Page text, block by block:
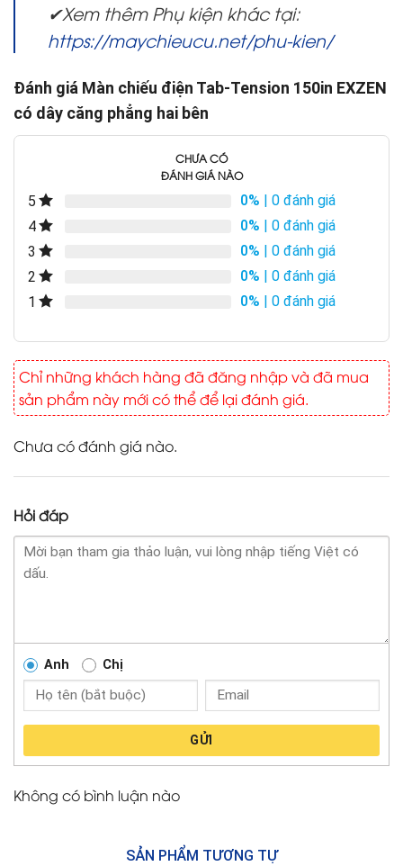
✔Xem thêm Phụ kiện khác tại:
https://maychieucu.net/phu-kien/
Đánh giá Màn chiếu điện Tab-Tension 150in EXZEN
có dây căng phẳng hai bên
CHƯA CÓ
ĐÁNH GIÁ NÀO
5 0% | 0 đánh giá
4
0% | 0 đánh giá
3
0% | 0 đánh giá
2
0% | 0 đánh giá
1
0% | 0 đánh giá
Chỉ những khách hàng đã đăng nhập và đã mua
sản phẩm này mới có thể để lại đánh giá.
Chưa có đánh giá nào.
Hỏi đáp
Anh Chị
GỬI
Không có bình luận nào
SẢN PHẨM TƯƠNG TỰ